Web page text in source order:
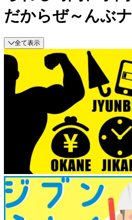
だからぜ～んぶ
全て表示